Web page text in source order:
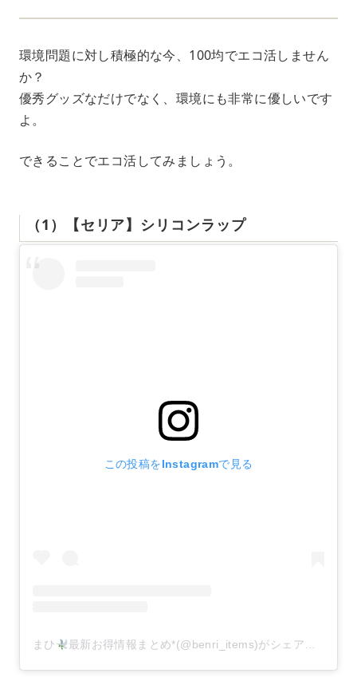
環境問題に対し積極的な今、100均でエコ活しません
か？
優秀グッズなだけでなく、環境にも非常に優しいです
よ。
できることでエコ活してみましょう。
（1）【セリア】シリコンラップ
この投稿をInstagramで見る
まひ 最新お得情報まとめ*(@benri_items)がシェアした投稿